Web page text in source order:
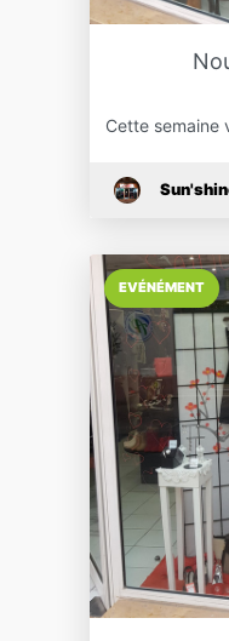
Cette semaine
EVÉNÉMENT